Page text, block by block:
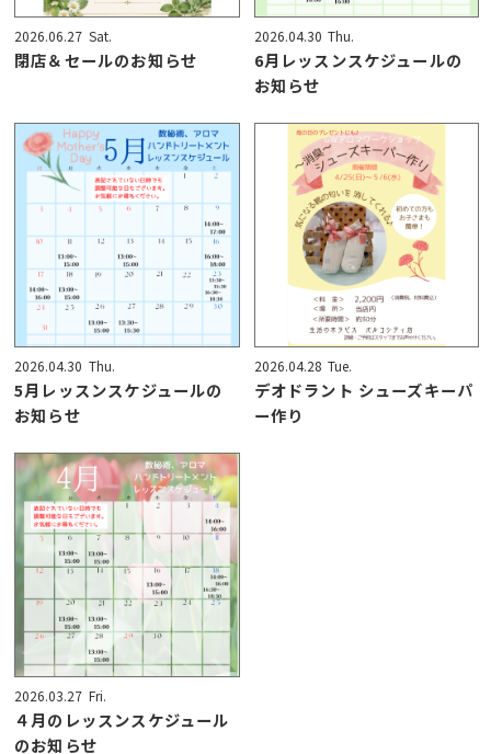
2026.06.27 Sat.
閉店＆セールのお知らせ
2026.04.30 Thu.
6月レッスンスケジュールの
お知らせ
2026.04.30 Thu.
5月レッスンスケジュールの
お知らせ
2026.04.28 Tue.
デオドラント シューズキーパ
ー作り
2026.03.27 Fri.
４月のレッスンスケジュール
のお知らせ